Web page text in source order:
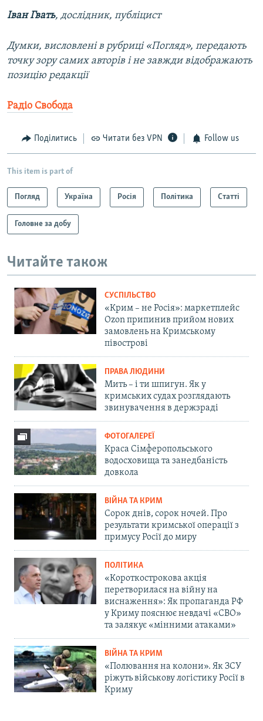
Іван Гвать, дослідник, публіцист
Думки, висловлені в рубриці «Погляд», передають
точку зору самих авторів і не завжди відображають
позицію редакції
Радіо Свобода
Поділитись Читати без VPN Follow us
This item is part of
Погляд Україна Росія Політика Статті
Головне за добу
Читайте також
СУСПІЛЬСТВО
«Крим – не Росія»: маркетплейс
Ozon припинив прийом нових
замовлень на Кримському
півострові
ПРАВА ЛЮДИНИ
Мить – і ти шпигун. Як у
кримських судах розглядають
звинувачення в держзраді
ФОТОГАЛЕРЕЇ
Краса Сімферопольського
водосховища та занедбаність
довкола
ВІЙНА ТА КРИМ
Сорок днів, сорок ночей. Про
результати кримської операції з
примусу Росії до миру
ПОЛІТИКА
«Короткострокова акція
перетворилася на війну на
виснаження»: Як пропаганда РФ
у Криму пояснює невдачі «СВО»
та залякує «мінними атаками»
ВІЙНА ТА КРИМ
«Полювання на колони». Як ЗСУ
ріжуть військову логістику Росії в
Криму